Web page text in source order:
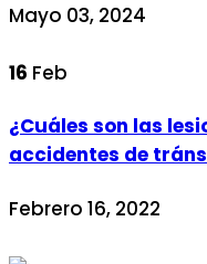
Mayo 03, 2024
16 Feb
¿Cuáles son las
accidentes de
Febrero 16, 2022